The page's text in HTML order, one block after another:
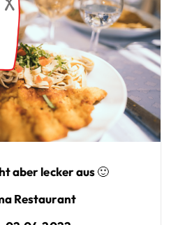
aber lecker aus 🙂
Restaurant